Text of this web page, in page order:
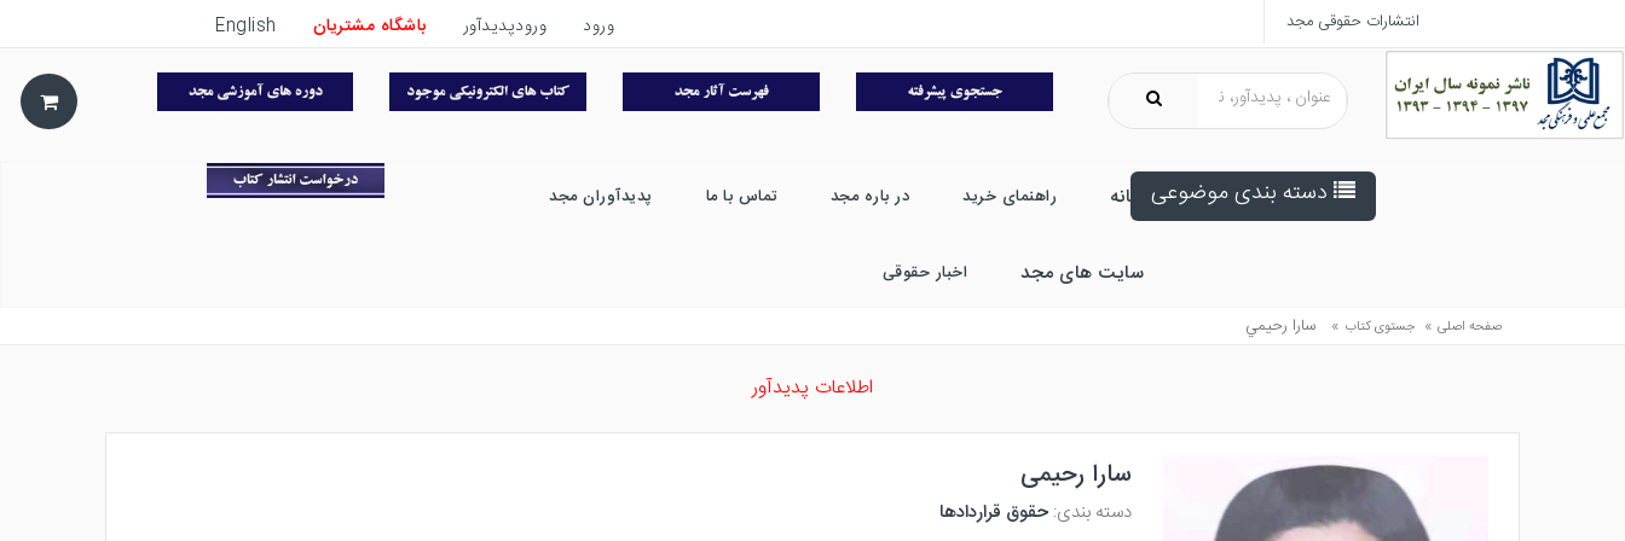
انتشارات حقوقی مجد ورود ورودپدیدآور باشگاه مشتریان English
دسته بندی موضوعی خانه راهنمای خرید در باره مجد تماس با ما پدیدآوران مجد
سایت های مجد اخبار حقوقی
صفحه اصلی » جستوی کتاب » سارا رحيمي
اطلاعات پدیدآور
سارا رحیمی
دسته بندی:حقوق قراردادها